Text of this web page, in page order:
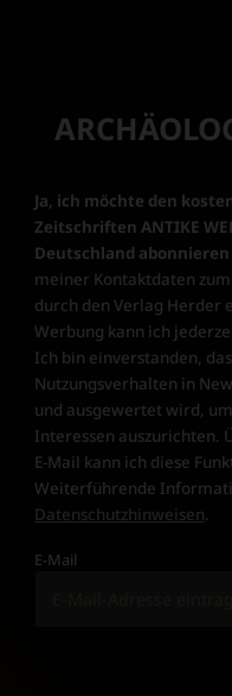
Ja, ich möchte den
Zeitschriften ANTIKE
Deutschland abonnieren
meiner Kontaktdaten
durch den Verlag Herder
Werbung kann ich
Ich bin einverstanden,
Nutzungsverhalten in
und ausgewertet wird,
Interessen auszurichten.
E-Mail kann ich diese
Weiterführende
Datenschutzhinweisen.
E-Mail